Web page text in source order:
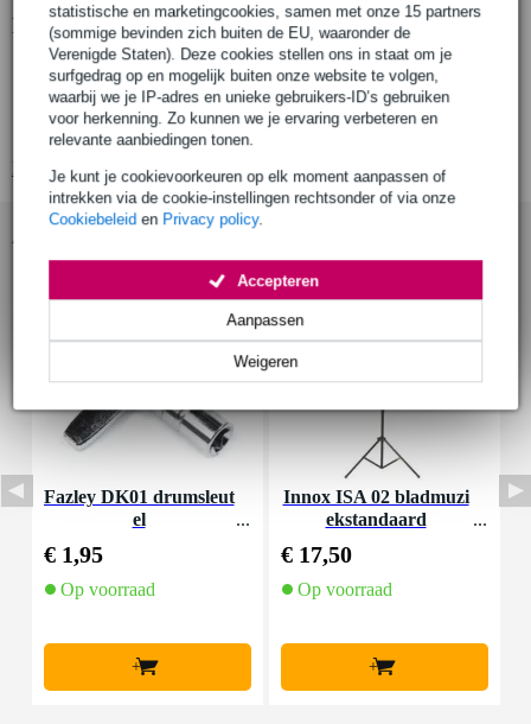
statistische en marketingcookies, samen met onze 15 partners
(sommige bevinden zich buiten de EU, waaronder de
Verenigde Staten). Deze cookies stellen ons in staat om je
surfgedrag op en mogelijk buiten onze website te volgen,
waarbij we je IP-adres en unieke gebruikers-ID’s gebruiken
voor herkenning. Zo kunnen we je ervaring verbeteren en
relevante aanbiedingen tonen.
Je kunt je cookievoorkeuren op elk moment aanpassen of
intrekken via de cookie-instellingen rechtsonder of via onze
Cookiebeleid en Privacy policy.
Weigeren
Aanpassen
Accepteren
Productinformatie
diameter: 22 inch
filmdikte: 10 mil
materiaal: mylar
Bekijk alle productspecificaties
Fazley DK01 drumsleut
el
€ 1,95
Op voorraad
+
Innox ISA 02 bladmuzi
ekstandaard
€ 17,50
Op voorraad
+